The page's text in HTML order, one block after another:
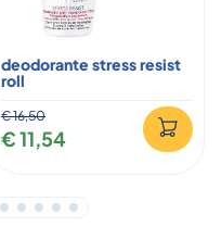
deodorante stress resist
roll
€ 16,50
€ 11,54